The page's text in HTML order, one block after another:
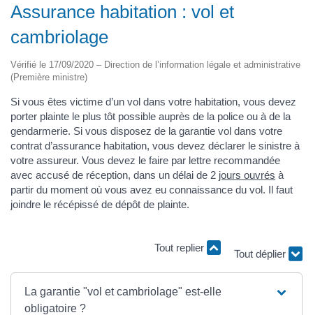
Assurance habitation : vol et
cambriolage
Vérifié le 17/09/2020 – Direction de l’information légale et administrative
(Première ministre)
Si vous êtes victime d’un vol dans votre habitation, vous devez
porter plainte le plus tôt possible auprès de la police ou à de la
gendarmerie. Si vous disposez de la garantie vol dans votre
contrat d’assurance habitation, vous devez déclarer le sinistre à
votre assureur. Vous devez le faire par lettre recommandée
avec accusé de réception, dans un délai de 2 jours ouvrés à
partir du moment où vous avez eu connaissance du vol. Il faut
joindre le récépissé de dépôt de plainte.
Tout replier
Tout déplier
La garantie "vol et cambriolage" est-elle
obligatoire ?